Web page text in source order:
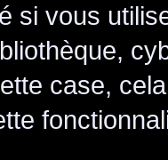
si vous
case,